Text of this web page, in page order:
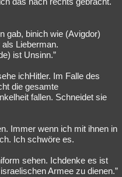
gab, binich wie (Avigdor)
Lieberman.
ist Unsinn.”
ichHitler. Im Falle des
die gesamte
fallen. Schneidet sie
Immer wenn ich mit ihnen in
Ich schwöre es.
sehen. Ichdenke es ist
Armee zu dienen.”